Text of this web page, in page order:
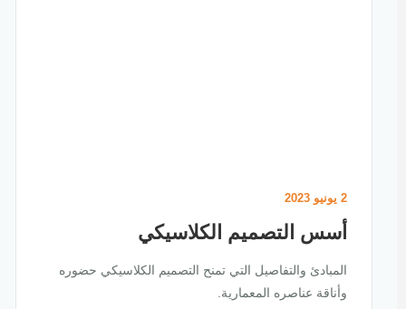
أسس التصميم الكلاسيكي
المبادئ والتفاصيل التي تمنح التصميم الكلاسيكي حضوره
وأناقة عناصره المعمارية.